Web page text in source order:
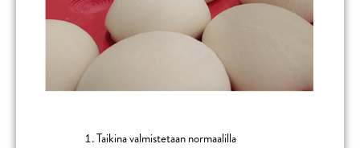
Taikina valmistetaan normaalilla